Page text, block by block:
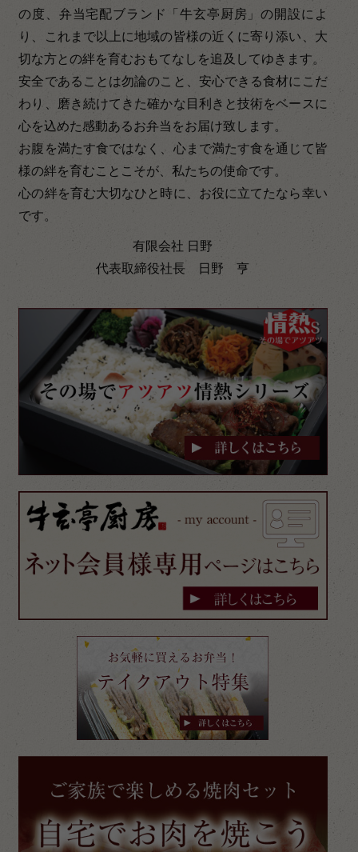
の度、弁当宅配ブランド「牛玄亭厨房」の開設によ
り、これまで以上に地域の皆様の近くに寄り添い、大
切な方との絆を育むおもてなしを追及してゆきます。
安全であることは勿論のこと、安心できる食材にこだ
わり、磨き続けてきた確かな目利きと技術をベースに
心を込めた感動あるお弁当をお届け致します。
お腹を満たす食ではなく、心まで満たす食を通じて皆
様の絆を育むことこそが、私たちの使命です。
心の絆を育む大切なひと時に、お役に立てたなら幸い
です。
有限会社 日野
代表取締役社長 日野 亨